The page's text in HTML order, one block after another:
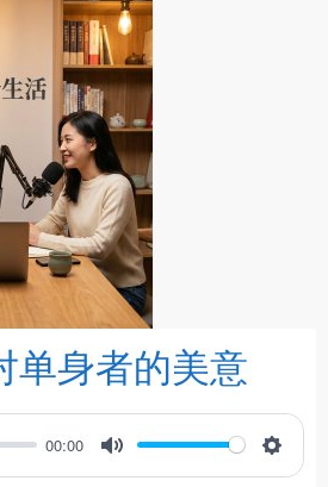
单身者的美意
00:00
Mute